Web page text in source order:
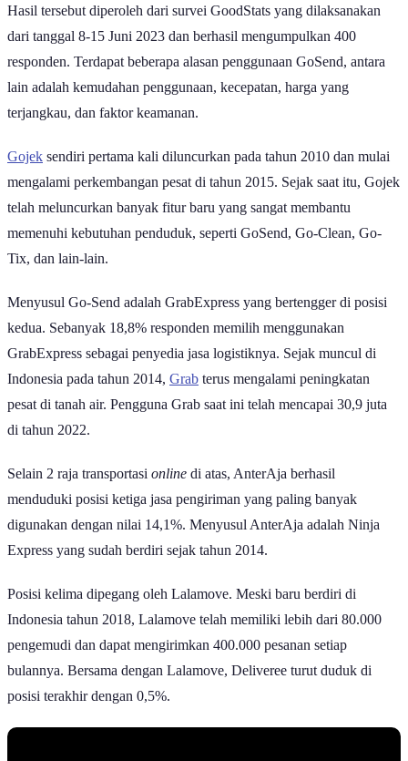
Hasil tersebut diperoleh dari survei GoodStats yang dilaksanakan
dari tanggal 8-15 Juni 2023 dan berhasil mengumpulkan 400
responden. Terdapat beberapa alasan penggunaan GoSend, antara
lain adalah kemudahan penggunaan, kecepatan, harga yang
terjangkau, dan faktor keamanan.
Gojek sendiri pertama kali diluncurkan pada tahun 2010 dan mulai
mengalami perkembangan pesat di tahun 2015. Sejak saat itu, Gojek
telah meluncurkan banyak fitur baru yang sangat membantu
memenuhi kebutuhan penduduk, seperti GoSend, Go-Clean, Go-
Tix, dan lain-lain.
Menyusul Go-Send adalah GrabExpress yang bertengger di posisi
kedua. Sebanyak 18,8% responden memilih menggunakan
GrabExpress sebagai penyedia jasa logistiknya. Sejak muncul di
Indonesia pada tahun 2014, Grab terus mengalami peningkatan
pesat di tanah air. Pengguna Grab saat ini telah mencapai 30,9 juta
di tahun 2022.
Selain 2 raja transportasi online di atas, AnterAja berhasil
menduduki posisi ketiga jasa pengiriman yang paling banyak
digunakan dengan nilai 14,1%. Menyusul AnterAja adalah Ninja
Express yang sudah berdiri sejak tahun 2014.
Posisi kelima dipegang oleh Lalamove. Meski baru berdiri di
Indonesia tahun 2018, Lalamove telah memiliki lebih dari 80.000
pengemudi dan dapat mengirimkan 400.000 pesanan setiap
bulannya. Bersama dengan Lalamove, Deliveree turut duduk di
posisi terakhir dengan 0,5%.